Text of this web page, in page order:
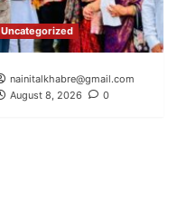
Uncategorized
nainitalkhabre@gmail.com
August 8, 2026
0